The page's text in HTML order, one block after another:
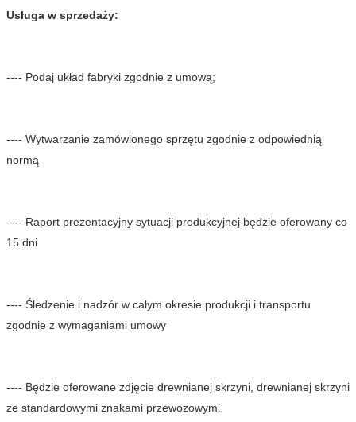
Usługa w sprzedaży:
---- Podaj układ fabryki zgodnie z umową;
---- Wytwarzanie zamówionego sprzętu zgodnie z odpowiednią
normą
---- Raport prezentacyjny sytuacji produkcyjnej będzie oferowany co
15 dni
---- Śledzenie i nadzór w całym okresie produkcji i transportu
zgodnie z wymaganiami umowy
---- Będzie oferowane zdjęcie drewnianej skrzyni, drewnianej skrzyni
ze standardowymi znakami przewozowymi.